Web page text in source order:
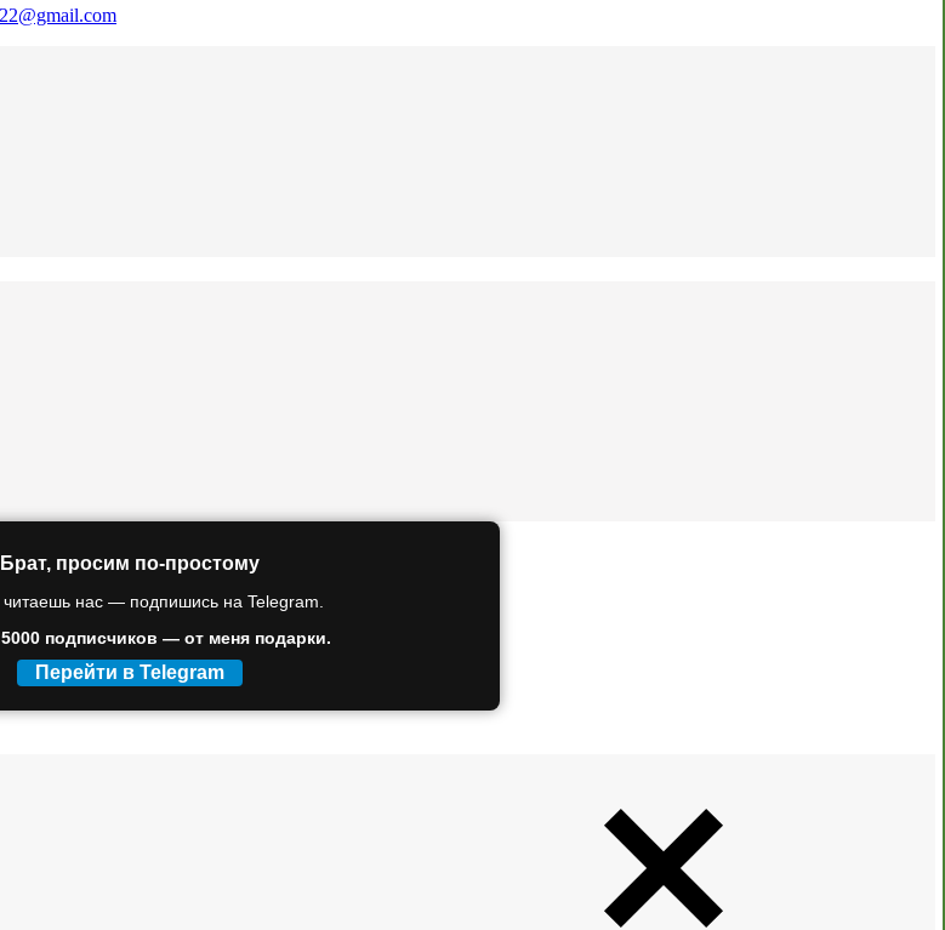
Брат, просим по-простому
читаешь нас — подпишись на Telegram.
подписчиков — от меня подарки.
Перейти в Telegram